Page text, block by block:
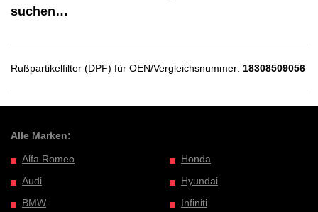
suchen…
Rußpartikelfilter (DPF) für OEN/Vergleichsnummer: 18308509056
Alle Marken:
Alfa Romeo
Audi
BMW
Honda
Hyundai
Infiniti